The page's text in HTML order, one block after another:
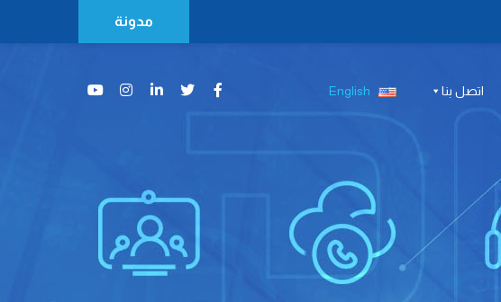
مدونة
اتصل بنا English